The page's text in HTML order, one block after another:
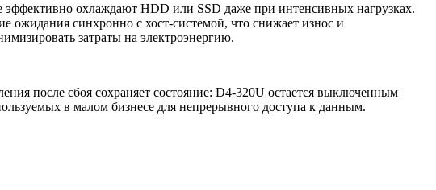
эффективно охлаждают HDD или SSD даже при интенсивных нагрузках.
ожидания синхронно с хост-системой, что снижает износ и
затраты на электроэнергию.
после сбоя сохраняет состояние: D4-320U остается выключенным
в малом бизнесе для непрерывного доступа к данным.